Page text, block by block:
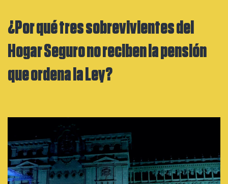
¿Por qué tres sobrevivientes del
Hogar Seguro no reciben la pensión
que ordena la Ley?